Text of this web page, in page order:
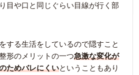
目や口と同じぐらい目線が行く部
する生活をしているので隠すこと
形のメリットの一つ急激な変化が
ためバレにくいということもあり